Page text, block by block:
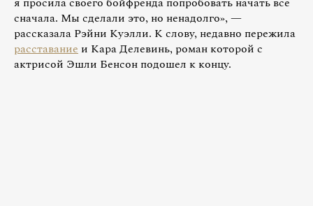
сначала. Мы сделали это, но ненадолго», —
рассказала Рэйни Куэлли. К слову, недавно пережила
расставание и Кара Делевинь, роман которой с
актрисой Эшли Бенсон подошел к концу.